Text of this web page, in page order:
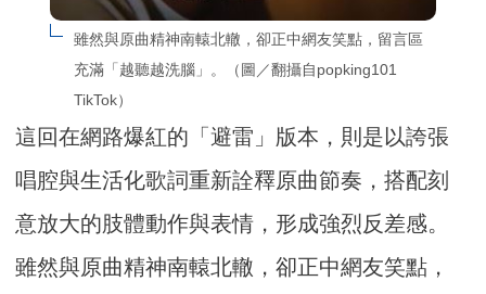
雖然與原曲精神南轅北轍，卻正中網友笑點，留言區
充滿「越聽越洗腦」。（圖／翻攝自popking101
TikTok）
這回在網路爆紅的「避雷」版本，則是以誇張
唱腔與生活化歌詞重新詮釋原曲節奏，搭配刻
意放大的肢體動作與表情，形成強烈反差感。
雖然與原曲精神南轅北轍，卻正中網友笑點，